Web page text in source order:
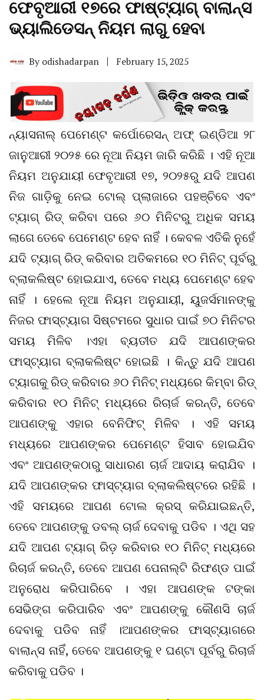
ଫେବୃଆରୀ ୧୭ରେ ଫାଷ୍ଟ୍ୟାଗ୍ ବାଲାନ୍ସ
ଭ୍ୟାଲିଡେସନ୍ ନିୟମ ଲାଗୁ ହେବା
By odishadarpan February 15, 2025
ନ୍ୟାସନାଲ୍ ପେମେଣ୍ଟ କର୍ପୋରେସନ୍ ଅଫ୍ ଇଣ୍ଡିଆ ୨୮
ଜାନୁଆରୀ ୨୦୨୫ ରେ ନୂଆ ନିୟମ ଜାରି କରିଛି । ଏହି ନୂଆ
ନିୟମ ଅନୁଯାୟୀ ଫେବୃଆରୀ ୧୭, ୨୦୨୫ରୁ ଯଦି ଆପଣ
ନିଜ ଗାଡ଼ିକୁ ନେଇ ଟୋଲ୍ ପ୍ଲାଜାରେ ପହଞ୍ଚିବେ ଏବଂ
ଟ୍ୟାଗ୍ ରିଡ୍ କରିବା ପରେ ୬୦ ମିନିଟରୁ ଅଧିକ ସମୟ
ଲାଗେ ତେବେ ପେମେଣ୍ଟ ହେବ ନାହିଁ । କେବଳ ଏତିକି ନୁହେଁ
ଯଦି ଟ୍ୟାଗ୍ ରିଡ୍ କରିବାର ଅତିକମରେ ୧୦ ମିନିଟ୍ ପୂର୍ବରୁ
ବ୍ଲାକଲିଷ୍ଟ ହୋଇଯାଏ, ତେବେ ମଧ୍ୟ ପେମେଣ୍ଟ ହେବ
ନାହିଁ । ହେଲେ ନୂଆ ନିୟମ ଅନୁଯାୟୀ, ୟୁଜର୍ସମାନଙ୍କୁ
ନିଜର ଫାସ୍‌ଟ୍ୟାଗ ସିଷ୍ଟମରେ ସୁଧାର ପାଇଁ ୭୦ ମିନିଟର
ସମୟ ମିଳିବ ।ଏହା ବ୍ୟତୀତ ଯଦି ଆପଣଙ୍କର
ଫାସ୍‌ଟ୍ୟାଗ ବ୍ଲାକଲିଷ୍ଟ ହୋଇଛି । କିନ୍ତୁ ଯଦି ଆପଣ
ଟ୍ୟାଗକୁ ରିଡ୍ କରିବାର ୬୦ ମିନିଟ୍ ମଧ୍ୟରେ କିମ୍ବା ରିଡ୍
କରିବାର ୧୦ ମିନିଟ୍ ମଧ୍ୟରେ ରିଚାର୍ଜ କରନ୍ତି, ତେବେ
ଆପଣଙ୍କୁ ଏହାର ବେନିଫିଟ୍ ମିଳିବ । ଏହି ସମୟ
ମଧ୍ୟରେ ଆପଣଙ୍କର ପେମେଣ୍ଟ ହିସାବ ହୋଇଯିବ
ଏବଂ ଆପଣଙ୍କଠାରୁ ସାଧାରଣ ଚାର୍ଜ ଆଦାୟ କରାଯିବ ।
ଯଦି ଆପଣଙ୍କର ଫାସ୍‌ଟ୍ୟାଗ ବ୍ଲାକଲିଷ୍ଟରେ ରହିଛି ।
ଏହି ସମୟରେ ଆପଣ ଟୋଲ କ୍ରସ୍ କରିଯାଇଛନ୍ତି,
ତେବେ ଆପଣଙ୍କୁ ଡବଲ୍ ଚାର୍ଜ ଦେବାକୁ ପଡିବ । ଏଥି ସହ
ଯଦି ଆପଣ ଟ୍ୟାଗ୍ ରିଡ଼ କରିବାର ୧୦ ମିନିଟ୍ ମଧ୍ୟରେ
ରିଚାର୍ଜ କରନ୍ତି, ତେବେ ଆପଣ ପେନାଲ୍ଟି ରିଫଣ୍ଡ ପାଇଁ
ଅନୁରୋଧ କରିପାରିବେ । ଏହା ଆପଣଙ୍କ ଟଙ୍କା
ସେଭିଙ୍ଗ କରିପାରିବ ଏବଂ ଆପଣଙ୍କୁ କୌଣସି ଚାର୍ଜ
ଦେବାକୁ ପଡିବ ନାହିଁ ।ଆପଣଙ୍କର ଫାସ୍‌ଟ୍ୟାଗରେ
ବାଲାନ୍ସ ନାହିଁ, ତେବେ ଆପଣଙ୍କୁ ୧ ଘଣ୍ଟା ପୂର୍ବରୁ ରିଚାର୍ଜ
କରିବାକୁ ପଡିବ ।